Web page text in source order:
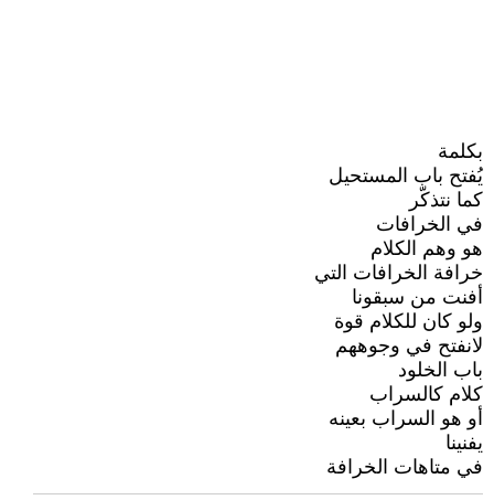
بكلمة
يُفتح باب المستحيل
كما نتذكّر
في الخرافات
هو وهم الكلام
خرافة الخرافات التي
أفنت من سبقونا
ولو كان للكلام قوة
لانفتح في وجوههم
باب الخلود
كلام كالسراب
أو هو السراب بعينه
يفنينا
في متاهات الخرافة